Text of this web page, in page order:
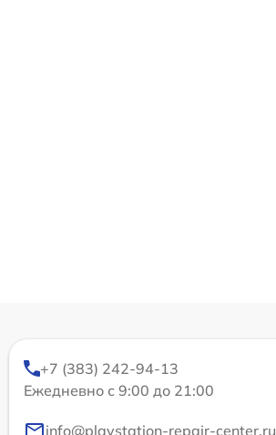
+7 (383) 242-94-13
Ежедневно с 9:00 до 21:00
info@playstation-repair-center.ru